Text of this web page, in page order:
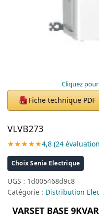
Cliquez
PDF Fiche technique PDF
VLVB273
★★★★★4,8 (24
Choix Senia Electrique
UGS : 1d005468d9c8
Catégorie : Distribution
VARSET BASE